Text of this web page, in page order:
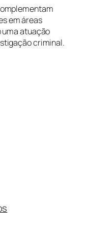
em áreas
atuação
criminal.